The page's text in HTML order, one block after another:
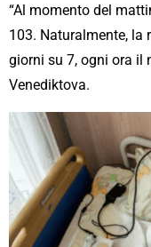
“Al momento del
103. Naturalmente, la
giorni su 7, ogni ora il
Venediktova.